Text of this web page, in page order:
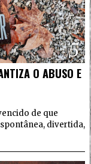
5
O ABUSO E
de que
divertida,